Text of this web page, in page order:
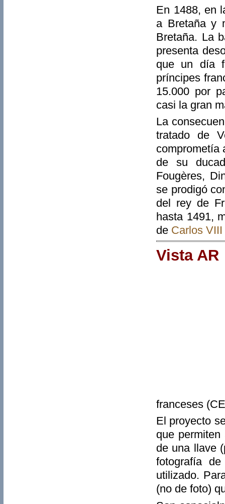
En 1488, en
a Bretaña y
Bretaña. La
presenta
que un día
príncipes
15.000 por
casi la gran
La
tratado de
comprometía
de su
Fougères,
se prodigó
del rey de
hasta 1491,
de Carlos VIII
Vista AR
franceses
El proyecto
que
de una llave
fotografía
utilizado.
(no de foto)